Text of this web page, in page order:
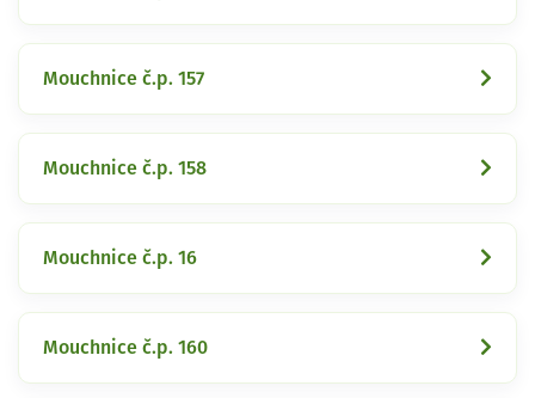
Mouchnice č.p. 157
Mouchnice č.p. 158
Mouchnice č.p. 16
Mouchnice č.p. 160